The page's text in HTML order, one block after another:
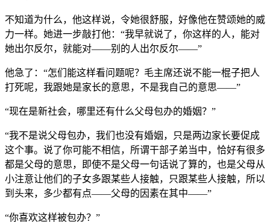
不知道为什么，他这样说，令她很舒服，好像他在赞颂她的威
力一样。她进一步敲打他：“我早就说了，你这样的人，能对
她出尔反尔，就能对——别的人出尔反尔——”
他急了：“怎们能这样看问题呢？毛主席还说不能一棍子把人
打死呢，我跟她是家长的意思，不是我自己的意思——”
“现在是新社会，哪里还有什么父母包办的婚姻？”
“我不是说父母包办，我们也没有婚姻，只是两边家长要促成
这个事。说了你可能不相信，所谓干部子弟当中，恰好有很多
都是父母的意思，即使不是父母一句话说了算的，也是父母从
小注意让他们的子女多跟某些人接触，只跟某些人接触，所以
到头来，多少都有点——父母的因素在其中——”
“你喜欢这样被包办？”